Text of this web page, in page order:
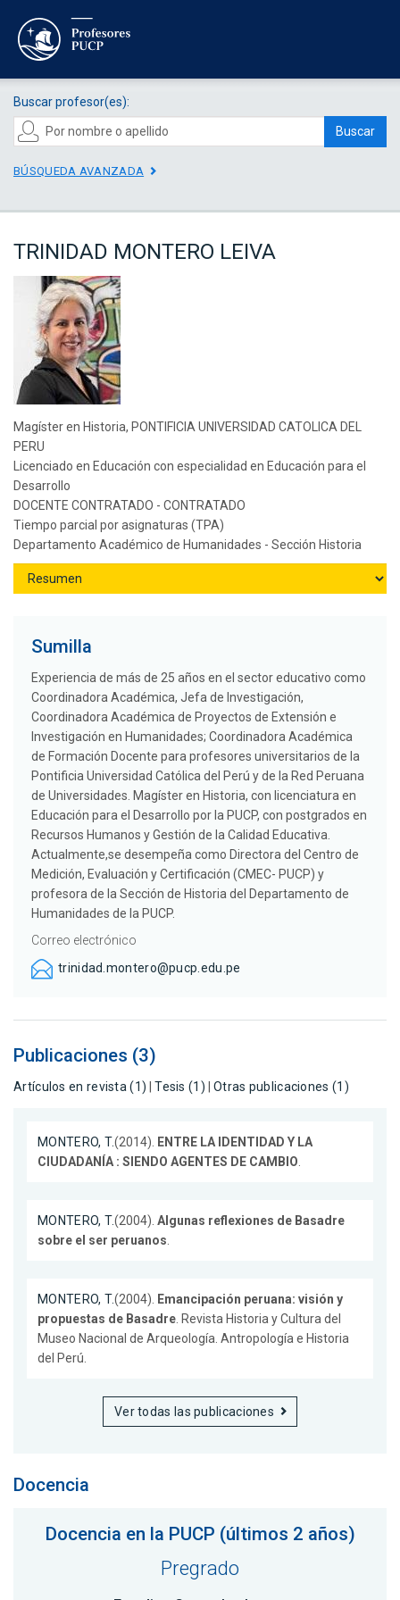
Buscar profesor(es):
Buscar
BÚSQUEDA AVANZADA
TRINIDAD MONTERO LEIVA
Magíster en Historia, PONTIFICIA UNIVERSIDAD CATOLICA DEL
PERU
Licenciado en Educación con especialidad en Educación para el
Desarrollo
DOCENTE CONTRATADO - CONTRATADO
Tiempo parcial por asignaturas (TPA)
Departamento Académico de Humanidades - Sección Historia
Sumilla
Experiencia de más de 25 años en el sector educativo como
Coordinadora Académica, Jefa de Investigación,
Coordinadora Académica de Proyectos de Extensión e
Investigación en Humanidades; Coordinadora Académica
de Formación Docente para profesores universitarios de la
Pontificia Universidad Católica del Perú y de la Red Peruana
de Universidades. Magíster en Historia, con licenciatura en
Educación para el Desarrollo por la PUCP, con postgrados en
Recursos Humanos y Gestión de la Calidad Educativa.
Actualmente,se desempeña como Directora del Centro de
Medición, Evaluación y Certificación (CMEC- PUCP) y
profesora de la Sección de Historia del Departamento de
Humanidades de la PUCP.
Correo electrónico
trinidad.montero@pucp.edu.pe
Publicaciones (3)
Artículos en revista (1) |Tesis (1) Otras publicaciones (1)
MONTERO, T.(2014).
ENTRE LA IDENTIDAD Y LA
CIUDADANÍA : SIENDO AGENTES DE CAMBIO
MONTERO, T.(2004).Algunas reflexiones de Basadre
sobre el ser peruanos
MONTERO, T.(2004).
Emancipación peruana: visión y
propuestas de Basadre . Revista Historia y Cultura del
Museo Nacional de Arqueología. Antropología e Historia
del Perú.
Ver todas las publicaciones
Docencia
Docencia en la PUCP (últimos 2 años)
Pregrado